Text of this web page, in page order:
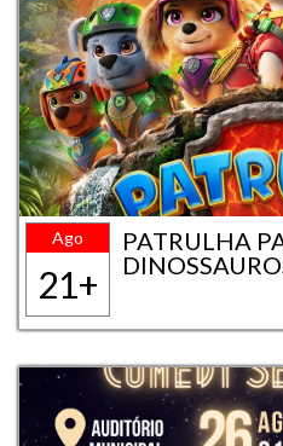
Ago
21+
PATRULHA